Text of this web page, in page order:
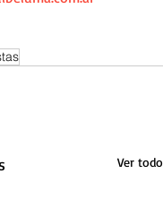
Ver todo